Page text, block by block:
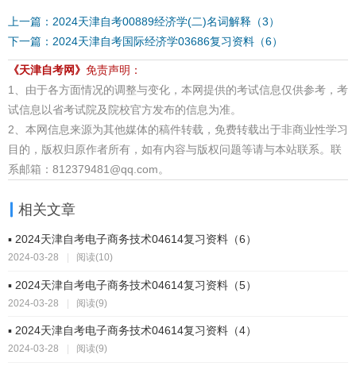
上一篇：2024天津自考00889经济学(二)名词解释（3）
下一篇：2024天津自考国际经济学03686复习资料（6）
《天津自考网》 免责声明：
1、由于各方面情况的调整与变化，本网提供的考试信息仅供参考，考
试信息以省考试院及院校官方发布的信息为准。
2、本网信息来源为其他媒体的稿件转载，免费转载出于非商业性学习
目的，版权归原作者所有，如有内容与版权问题等请与本站联系。联
系邮箱：812379481@qq.com。
相关文章
▪ 2024天津自考电子商务技术04614复习资料（6）
2024-03-28 | 阅读(10)
▪ 2024天津自考电子商务技术04614复习资料（5）
2024-03-28 | 阅读(9)
▪ 2024天津自考电子商务技术04614复习资料（4）
2024-03-28 阅读(9)